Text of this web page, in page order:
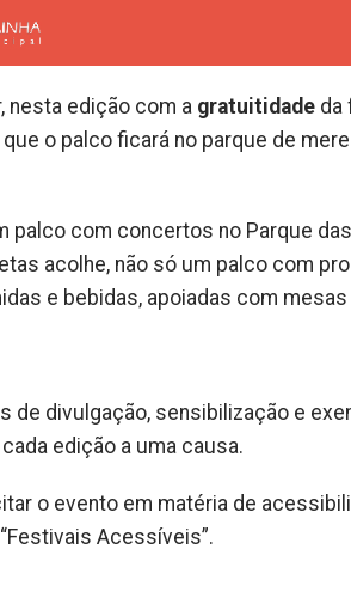
nesta edição com a gratuitidade da
o palco ficará no parque de
palco com concertos no Parque
acolhe, não só um palco com
e bebidas, apoiadas com
de divulgação, sensibilização e
edição a uma causa.
o evento em matéria de
Acessíveis”.